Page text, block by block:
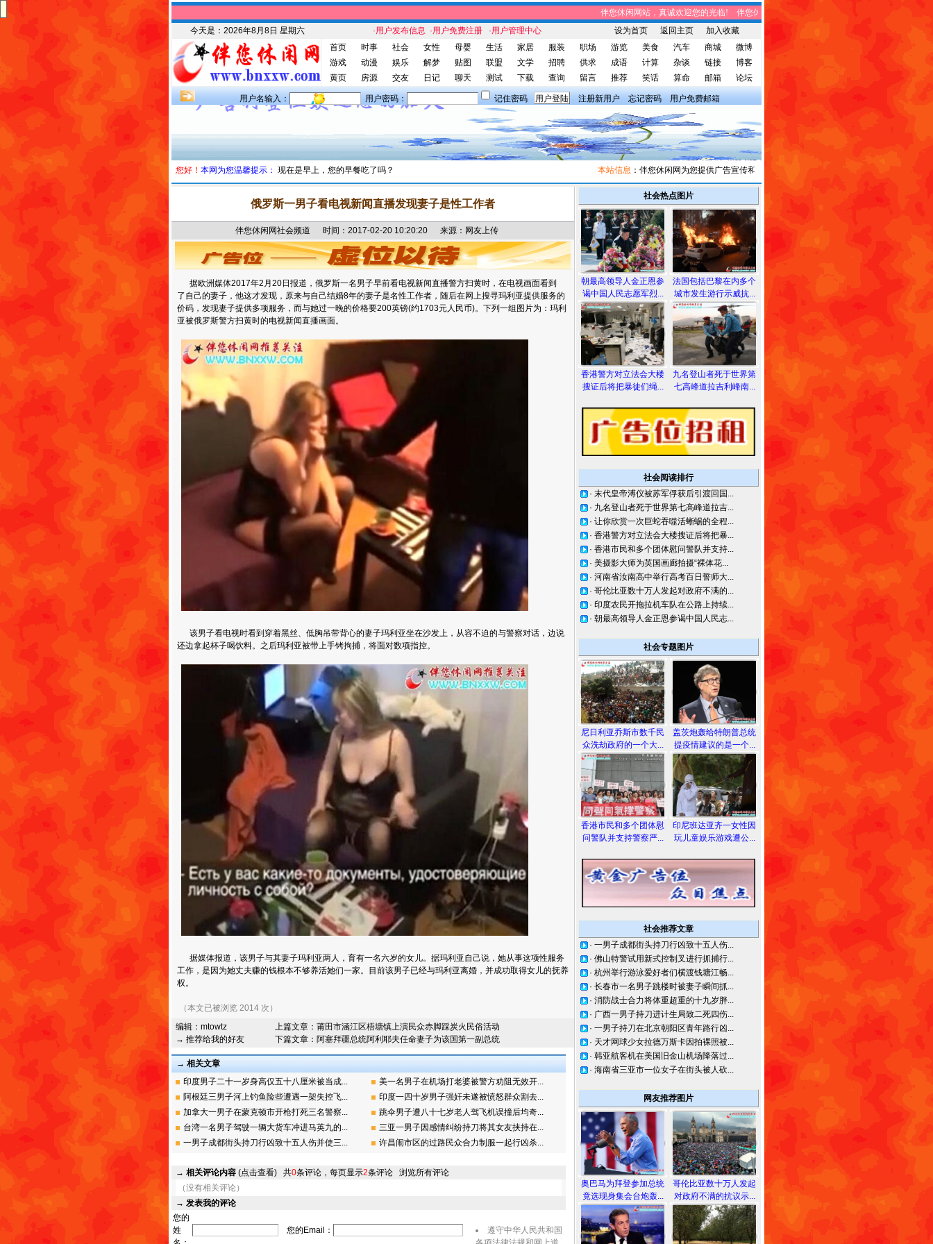
伴您休闲网站，真诚欢迎您的光临! 伴您休闲网站，将免费给您带来趣味时事、笑话集锦、
今天是： 2026年8月8日 星期六 ·用户发布信息 ·用户免费注册 ·用户管理中心 设为首页 返回主页
加入收藏
首页
时事 社会 女性 母婴 生活 家居 服装 职场 游览 美食 汽车 商城
微博
游戏
动漫 娱乐 解梦 贴图 联盟 文学 招聘 供求 成语 计算 杂谈 链接
博客
黄页
房源 交友 日记 聊天 测试 下载 查询 留言 推荐 笑话 算命 邮箱 论坛
用户名输入： 用户密码： 记住密码 注册新用户 忘记密码 用户免费邮箱
您好！ 本网为您温馨提示： 现在是早上，您的早餐吃了吗？ 本站信息：伴您休闲网为您提供广告宣传和信息发布，有需求者请与我们联系。
俄罗斯一男子看电视新闻直播发现妻子是性工作者
伴您休闲网社会频道 时间：2017-02-20 10:20:20 来源：网友上传
据欧洲媒体2017年2月20日报道，俄罗斯一名男子早前看电视新闻直播警方扫黄时，在电视画面看到
了自己的妻子，他这才发现，原来与自己结婚8年的妻子是名性工作者，随后在网上搜寻玛利亚提供服务的
价码，发现妻子提供多项服务，而与她过一晚的价格要200英镑(约1703元人民币)。下列一组图片为：玛利
亚被俄罗斯警方扫黄时的电视新闻直播画面。
该男子看电视时看到穿着黑丝、低胸吊带背心的妻子玛利亚坐在沙发上，从容不迫的与警察对话，边说
还边拿起杯子喝饮料。之后玛利亚被带上手铐拘捕，将面对数项指控。
据媒体报道，该男子与其妻子玛利亚两人，育有一名六岁的女儿。据玛利亚自己说，她从事这项性服务
工作，是因为她丈夫赚的钱根本不够养活她们一家。目前该男子已经与玛利亚离婚，并成功取得女儿的抚养
权。
（本文已被浏览 2014 次）
编辑： mtowtz
→ 推荐给我的好友
上篇文章： 莆田市涵江区梧塘镇上演民众赤脚踩炭火民俗活动
下篇文章： 阿塞拜疆总统阿利耶夫任命妻子为该国第一副总统
→ 相关文章
印度男子二十一岁身高仅五十八厘米被当成...
美一名男子在机场打老婆被警方劝阻无效开...
阿根廷三男子河上钓鱼险些遭遇一架失控飞...
印度一四十岁男子强奸未遂被愤怒群众割去...
加拿大一男子在蒙克顿市开枪打死三名警察...
跳伞男子遭八十七岁老人驾飞机误撞后均奇...
台湾一名男子驾驶一辆大货车冲进马英九的...
三亚一男子因感情纠纷持刀将其女友挟持在...
一男子成都街头持刀行凶致十五人伤并使三...
许昌闹市区的过路民众合力制服一起行凶杀...
→ 相关评论内容 (点击查看) 共0条评论，每页显示2条评论 浏览所有评论
（没有相关评论）
→ 发表我的评论
您的
姓
您的Email：
遵守中华人民共和国
社会热点图片
朝最高领导人金正恩参
谒中国人民志愿军烈...
香港警方对立法会大楼
搜证后将把暴徒们绳...
法国包括巴黎在内多个
城市发生游行示威抗...
九名登山者死于世界第
七高峰道拉吉利峰南...
社会阅读排行
· 末代皇帝溥仪被苏军俘获后引渡回国...
· 九名登山者死于世界第七高峰道拉吉...
· 让你欣赏一次巨蛇吞噬活蜥蜴的全程...
· 香港警方对立法会大楼搜证后将把暴...
· 香港市民和多个团体慰问警队并支持...
· 美摄影大师为英国画廊拍摄“裸体花...
· 河南省汝南高中举行高考百日誓师大...
· 哥伦比亚数十万人发起对政府不满的...
· 印度农民开拖拉机车队在公路上持续...
· 朝最高领导人金正恩参谒中国人民志...
社会专题图片
尼日利亚乔斯市数千民
众洗劫政府的一个大...
香港市民和多个团体慰
问警队并支持警察严...
盖茨炮轰给特朗普总统
提疫情建议的是一个...
印尼班达亚齐一女性因
玩儿童娱乐游戏遭公...
社会推荐文章
· 一男子成都街头持刀行凶致十五人伤...
· 佛山特警试用新式控制叉进行抓捕行...
· 杭州举行游泳爱好者们横渡钱塘江畅...
· 长春市一名男子跳楼时被妻子瞬间抓...
· 消防战士合力将体重超重的十九岁胖...
· 广西一男子持刀进计生局致二死四伤...
· 一男子持刀在北京朝阳区青年路行凶...
· 天才网球少女拉德万斯卡因拍裸照被...
· 韩亚航客机在美国旧金山机场降落过...
· 海南省三亚市一位女子在街头被人砍...
网友推荐图片
奥巴马为拜登参加总统
竟选现身集会台炮轰...
哥伦比亚数十万人发起
对政府不满的抗议示...